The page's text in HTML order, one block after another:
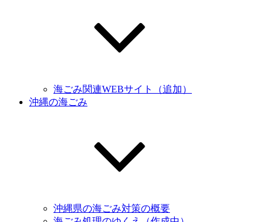
海ごみ関連WEBサイト（追加）
沖縄の海ごみ
沖縄県の海ごみ対策の概要